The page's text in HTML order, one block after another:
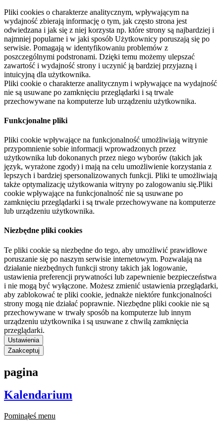
Pliki cookies o charakterze analitycznym, wpływającym na
wydajność zbierają informację o tym, jak często strona jest
odwiedzana i jak się z niej korzysta np. które strony są najbardziej i
najmniej popularne i w jaki sposób Użytkownicy poruszają się po
serwisie. Pomagają w identyfikowaniu problemów z
poszczególnymi podstronami. Dzięki temu możemy ulepszać
zawartość i wydajność strony i uczynić ją bardziej przyjazną i
intuicyjną dla użytkownika.
Pliki cookie o charakterze analitycznym i wpływające na wydajność
nie są usuwane po zamknięciu przeglądarki i są trwale
przechowywane na komputerze lub urządzeniu użytkownika.
Funkcjonalne pliki
Pliki cookie wpływające na funkcjonalność umożliwiają witrynie
przypomnienie sobie informacji wprowadzonych przez
użytkownika lub dokonanych przez niego wyborów (takich jak
język, wyrażone zgody) i mają na celu umożliwienie korzystania z
lepszych i bardziej spersonalizowanych funkcji. Pliki te umożliwiają
także optymalizację użytkowania witryny po zalogowaniu się.Pliki
cookie wpływające na funkcjonalność nie są usuwane po
zamknięciu przeglądarki i są trwale przechowywane na komputerze
lub urządzeniu użytkownika.
Niezbędne pliki cookies
Te pliki cookie są niezbędne do tego, aby umożliwić prawidłowe
poruszanie się po naszym serwisie internetowym. Pozwalają na
działanie niezbędnych funkcji strony takich jak logowanie,
ustawienia preferencji prywatności lub zapewnienie bezpieczeństwa
i nie mogą być wyłączone. Możesz zmienić ustawienia przeglądarki,
aby zablokować te pliki cookie, jednakże niektóre funkcjonalności
strony mogą nie działać poprawnie. Niezbędne pliki cookie nie są
przechowywane w trwały sposób na komputerze lub innym
urządzeniu użytkownika i są usuwane z chwilą zamknięcia
przeglądarki.
Ustawienia
Zaakceptuj
pagina
Kalendarium
Pominąłeś menu